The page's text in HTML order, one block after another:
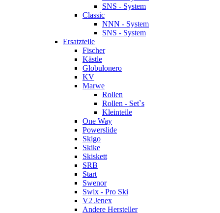
SNS - System
Classic
NNN - System
SNS - System
Ersatzteile
Fischer
Kästle
Globulonero
KV
Marwe
Rollen
Rollen - Set`s
Kleinteile
One Way
Powerslide
Skigo
Skike
Skiskett
SRB
Start
Swenor
Swix - Pro Ski
V2 Jenex
Andere Hersteller